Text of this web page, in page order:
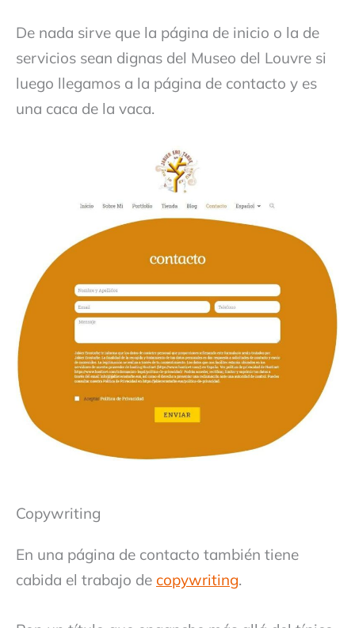
De nada sirve que la página de inicio o la de
servicios sean dignas del Museo del Louvre si
luego llegamos a la página de contacto y es
una caca de la vaca.
Copywriting
En una página de contacto también tiene
cabida el trabajo de copywriting.